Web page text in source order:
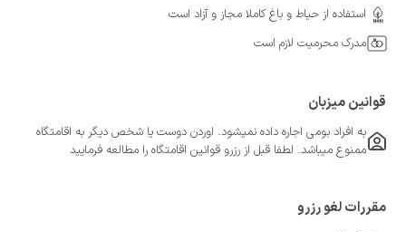
استفاده از حیاط و باغ کاملا مجاز و آزاد است
مدرک محرمیت لازم است
قوانین میزبان
به افراد بومی اجاره داده نمیشود. اوردن دوست یا شخص دیگر به اقامتگاه
ممنوع میباشد. لطفا قبل از رزرو قوانین اقامتگاه را مطالعه فرمایید
مقررات لغو رزرو